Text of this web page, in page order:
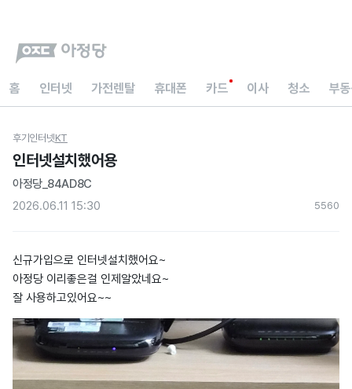
홈 인터넷 가전렌탈 휴대폰 카드 이사 청소 부
후기 인터넷KT
인터넷설치했어용
아정당_84AD8C
2026.06.11 15:30
5560
신규가입으로 인터넷설치했어요~
아정당 이리좋은걸 인제알았네요~
잘 사용하고있어요~~